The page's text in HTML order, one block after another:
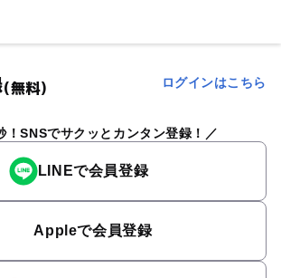
(無料) ログインはこちら
！SNSでサクッとカンタン登録！
LINEで会員登録
Appleで会員登録